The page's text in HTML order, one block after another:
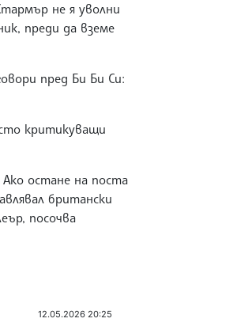
не я уволни
преди да вземе
пред Би Би Си:
критикуващи
остане на поста
британски
посочва
12.05.2026 20:25